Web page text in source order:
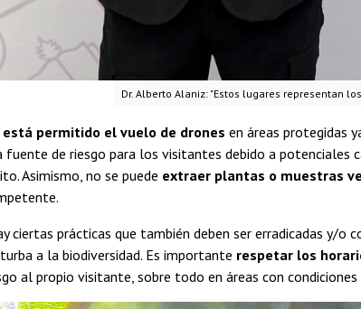
Dr. Alberto Alaniz: "Estos lugares representan
está permitido el vuelo de drones en áreas protegidas
fuente de riesgo para los visitantes debido a potenciales
Asimismo, no se puede extraer plantas o muestras
ciertas prácticas que también deben ser erradicadas y/o
a la biodiversidad. Es importante respetar los
al propio visitante, sobre todo en áreas con